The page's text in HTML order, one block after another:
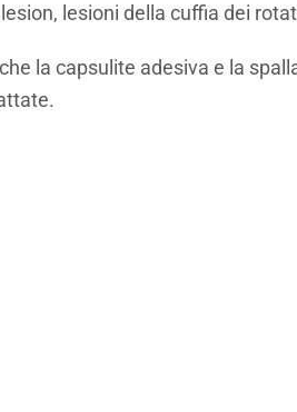
lesioni della cuffia dei
la capsulite adesiva e la